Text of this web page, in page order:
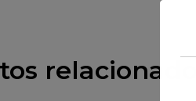
relacionados